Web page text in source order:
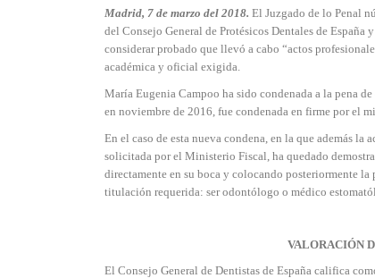
Madrid, 7 de marzo del 2018. El Juzgado de lo Penal
del Consejo General de Protésicos Dentales de
considerar probado que llevó a cabo “actos
académica y oficial exigida.
María Eugenia Campoo ha sido condenada a la pena
en noviembre de 2016, fue condenada en firme por el
En el caso de esta nueva condena, en la que además
solicitada por el Ministerio Fiscal, ha quedado
directamente en su boca y colocando posteriormente
titulación requerida: ser odontólogo o médico
VALORACIÓN
El Consejo General de Dentistas de España califica